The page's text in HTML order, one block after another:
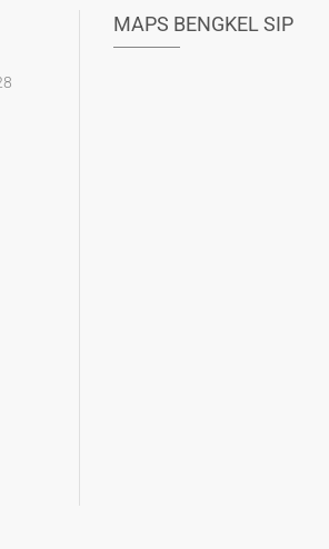
MAPS BENGKEL SIP